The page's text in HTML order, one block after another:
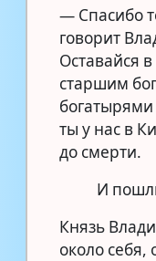
— Спасибо
говорит
Оставайся
старшим
ты у нас в
до смерти.
И
Князь
около себя,